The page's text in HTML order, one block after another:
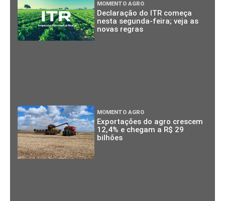
MOMENTO AGRO
Declaração do ITR começa
nesta segunda-feira; veja as
novas regras
MOMENTO AGRO
Exportações do agro crescem
12,4% e chegam a R$ 29
bilhões